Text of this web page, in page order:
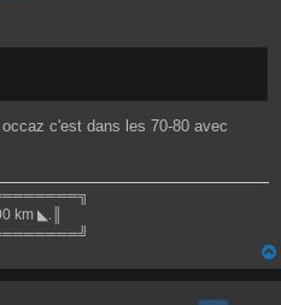
c'est dans les 70-80 avec
km ◣.║